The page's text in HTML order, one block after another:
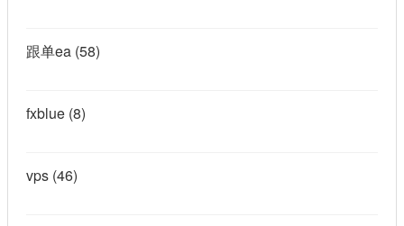
跟单ea (58)
fxblue (8)
vps (46)